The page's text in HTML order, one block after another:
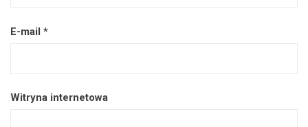
E-mail *
Witryna internetowa